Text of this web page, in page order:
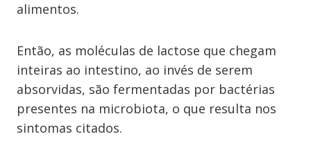
alimentos.
Então, as moléculas de lactose que chegam
inteiras ao intestino, ao invés de serem
absorvidas, são fermentadas por bactérias
presentes na microbiota, o que resulta nos
sintomas citados.